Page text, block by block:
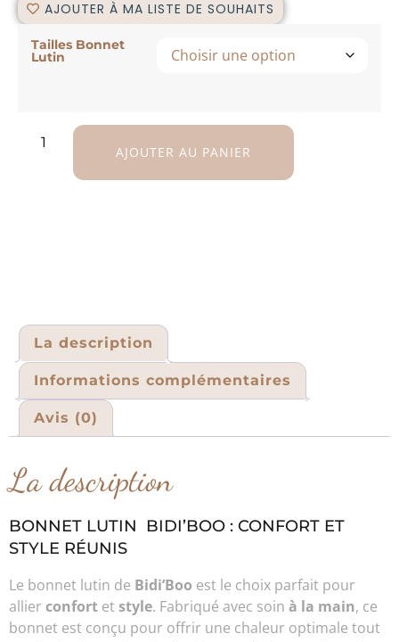
AJOUTER À MA LISTE DE SOUHAITS
Tailles Bonnet
Lutin
AJOUTER AU PANIER
La description
Informations complémentaires
Avis (0)
La description
BONNET LUTIN BIDI’BOO : CONFORT ET
STYLE RÉUNIS
Le bonnet lutin de Bidi’Boo est le choix parfait pour
allier confort etstyle. Fabriqué avec soin à la main, ce
bonnet est conçu pour offrir une chaleur optimale tout